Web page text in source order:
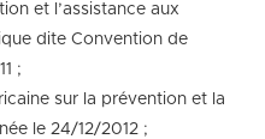
et l’assistance aux
dite Convention de
;
sur la prévention et la
le 24/12/2012 ;